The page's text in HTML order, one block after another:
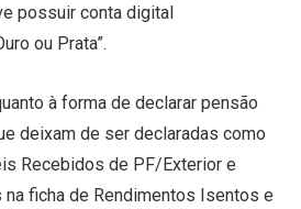
possuir conta digital
ou Prata”.
à forma de declarar pensão
deixam de ser declaradas como
Recebidos de PF/Exterior e
ficha de Rendimentos Isentos e